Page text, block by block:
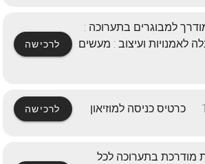
למבוגרים בתערוכה :
לאמנויות ועיצוב : מעשים
לרכישה
כרטיס כניסה למוזיאון לרכישה
מודרכת בתערוכה לכל